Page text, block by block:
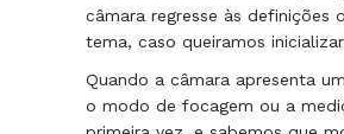
câmara regresse às definições
tema, caso queiramos
Quando a câmara apresenta
o modo de focagem ou a